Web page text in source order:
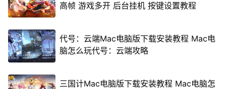
高帧 游戏多开 后台挂机 按键设置教程
代号：云端Mac电脑版下载安装教程 Mac电
脑怎么玩代号：云端攻略
三国计Mac电脑版下载安装教程 Mac电脑怎